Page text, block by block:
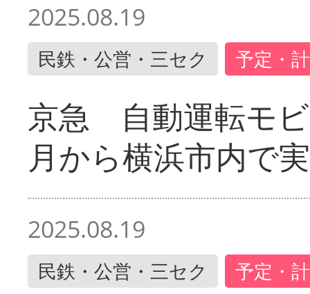
2025.08.19
民鉄・公営・三セク 予定・
京急 自動運転モ
月から横浜市内で
2025.08.19
民鉄・公営・三セク 予定・